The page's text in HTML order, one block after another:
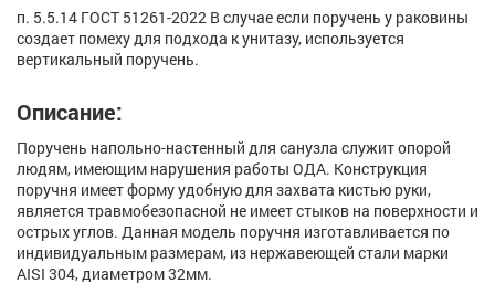
п. 5.5.14 ГОСТ 51261-2022 В случае если поручень у раковины
создает помеху для подхода к унитазу, используется
вертикальный поручень.
Описание:
Поручень напольно-настенный для санузла служит опорой
людям, имеющим нарушения работы ОДА. Конструкция
поручня имеет форму удобную для захвата кистью руки,
является травмобезопасной не имеет стыков на поверхности и
острых углов. Данная модель поручня изготавливается по
индивидуальным размерам, из нержавеющей стали марки
AISI 304, диаметром 32мм.